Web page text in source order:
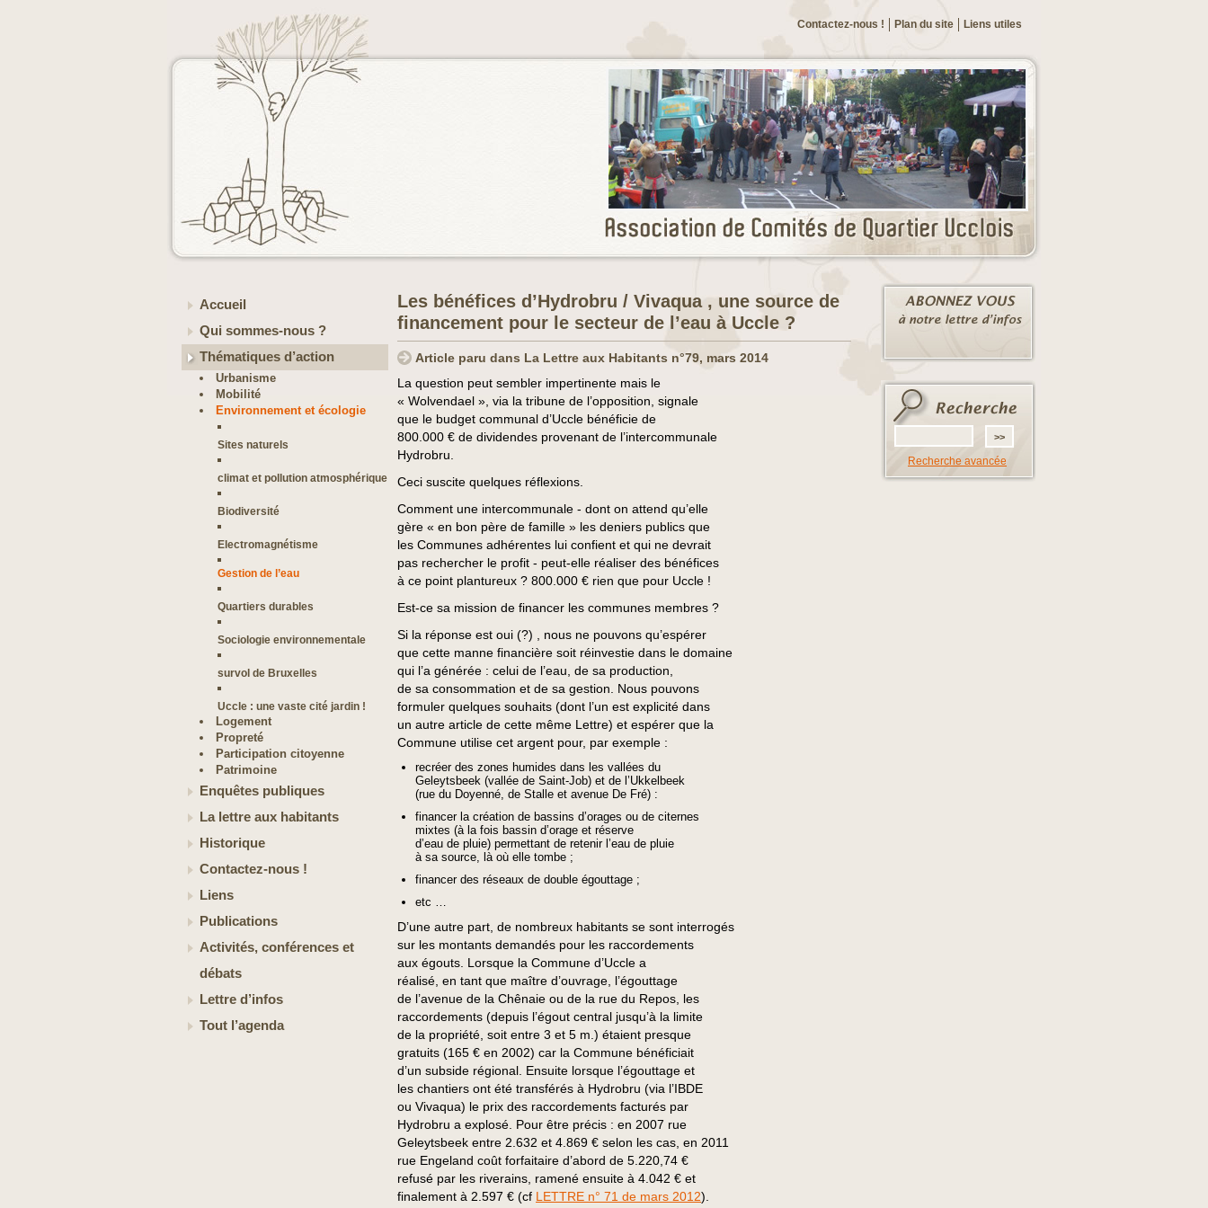
Liens utiles
Plan du site
Contactez-nous !
Accueil
Qui sommes-nous ?
Thématiques d’action
Urbanisme
Mobilité
Environnement et écologie
Sites naturels
climat et pollution atmosphérique
Biodiversité
Electromagnétisme
Gestion de l’eau
Quartiers durables
Sociologie environnementale
survol de Bruxelles
Uccle : une vaste cité jardin !
Logement
Propreté
Participation citoyenne
Patrimoine
Enquêtes publiques
La lettre aux habitants
Historique
Contactez-nous !
Liens
Publications
Activités, conférences et
débats
Lettre d’infos
Tout l’agenda
Les bénéfices d’Hydrobru / Vivaqua , une source de
financement pour le secteur de l’eau à Uccle ?
Article paru dans La Lettre aux Habitants n°79, mars 2014
La question peut sembler impertinente mais le
« Wolvendael », via la tribune de l’opposition, signale
que le budget communal d’Uccle bénéficie de
800.000 € de dividendes provenant de l’intercommunale
Hydrobru.
Ceci suscite quelques réflexions.
Comment une intercommunale - dont on attend qu’elle
gère « en bon père de famille » les deniers publics que
les Communes adhérentes lui confient et qui ne devrait
pas rechercher le profit - peut-elle réaliser des bénéfices
à ce point plantureux ? 800.000 € rien que pour Uccle !
Est-ce sa mission de financer les communes membres ?
Si la réponse est oui (?) , nous ne pouvons qu’espérer
que cette manne financière soit réinvestie dans le domaine
qui l’a générée : celui de l’eau, de sa production,
de sa consommation et de sa gestion. Nous pouvons
formuler quelques souhaits (dont l’un est explicité dans
un autre article de cette même Lettre) et espérer que la
Commune utilise cet argent pour, par exemple :
recréer des zones humides dans les vallées du
Geleytsbeek (vallée de Saint-Job) et de l’Ukkelbeek
(rue du Doyenné, de Stalle et avenue De Fré) :
financer la création de bassins d’orages ou de citernes
mixtes (à la fois bassin d’orage et réserve
d’eau de pluie) permettant de retenir l’eau de pluie
à sa source, là où elle tombe ;
financer des réseaux de double égouttage ;
etc …
D’une autre part, de nombreux habitants se sont interrogés
sur les montants demandés pour les raccordements
aux égouts. Lorsque la Commune d’Uccle a
réalisé, en tant que maître d’ouvrage, l’égouttage
de l’avenue de la Chênaie ou de la rue du Repos, les
raccordements (depuis l’égout central jusqu’à la limite
de la propriété, soit entre 3 et 5 m.) étaient presque
gratuits (165 € en 2002) car la Commune bénéficiait
d’un subside régional. Ensuite lorsque l’égouttage et
les chantiers ont été transférés à Hydrobru (via l’IBDE
ou Vivaqua) le prix des raccordements facturés par
Hydrobru a explosé. Pour être précis : en 2007 rue
Geleytsbeek entre 2.632 et 4.869 € selon les cas, en 2011
rue Engeland coût forfaitaire d’abord de 5.220,74 €
refusé par les riverains, ramené ensuite à 4.042 € et
finalement à 2.597 € (cf LETTRE n° 71 de mars 2012).
Recherche avancée